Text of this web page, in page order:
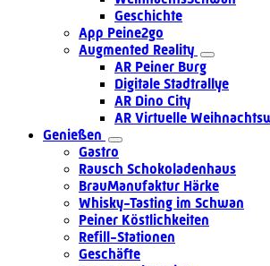
Geschichte
App Peine2go
Augmented Reality
AR Peiner Burg
Digitale Stadtrallye
AR Dino City
AR Virtuelle
Genießen
Gastro
Rausch Schokoladenhaus
BrauManufaktur Härke
Whisky-Tasting im Schwan
Peiner Köstlichkeiten
Refill-Stationen
Geschäfte